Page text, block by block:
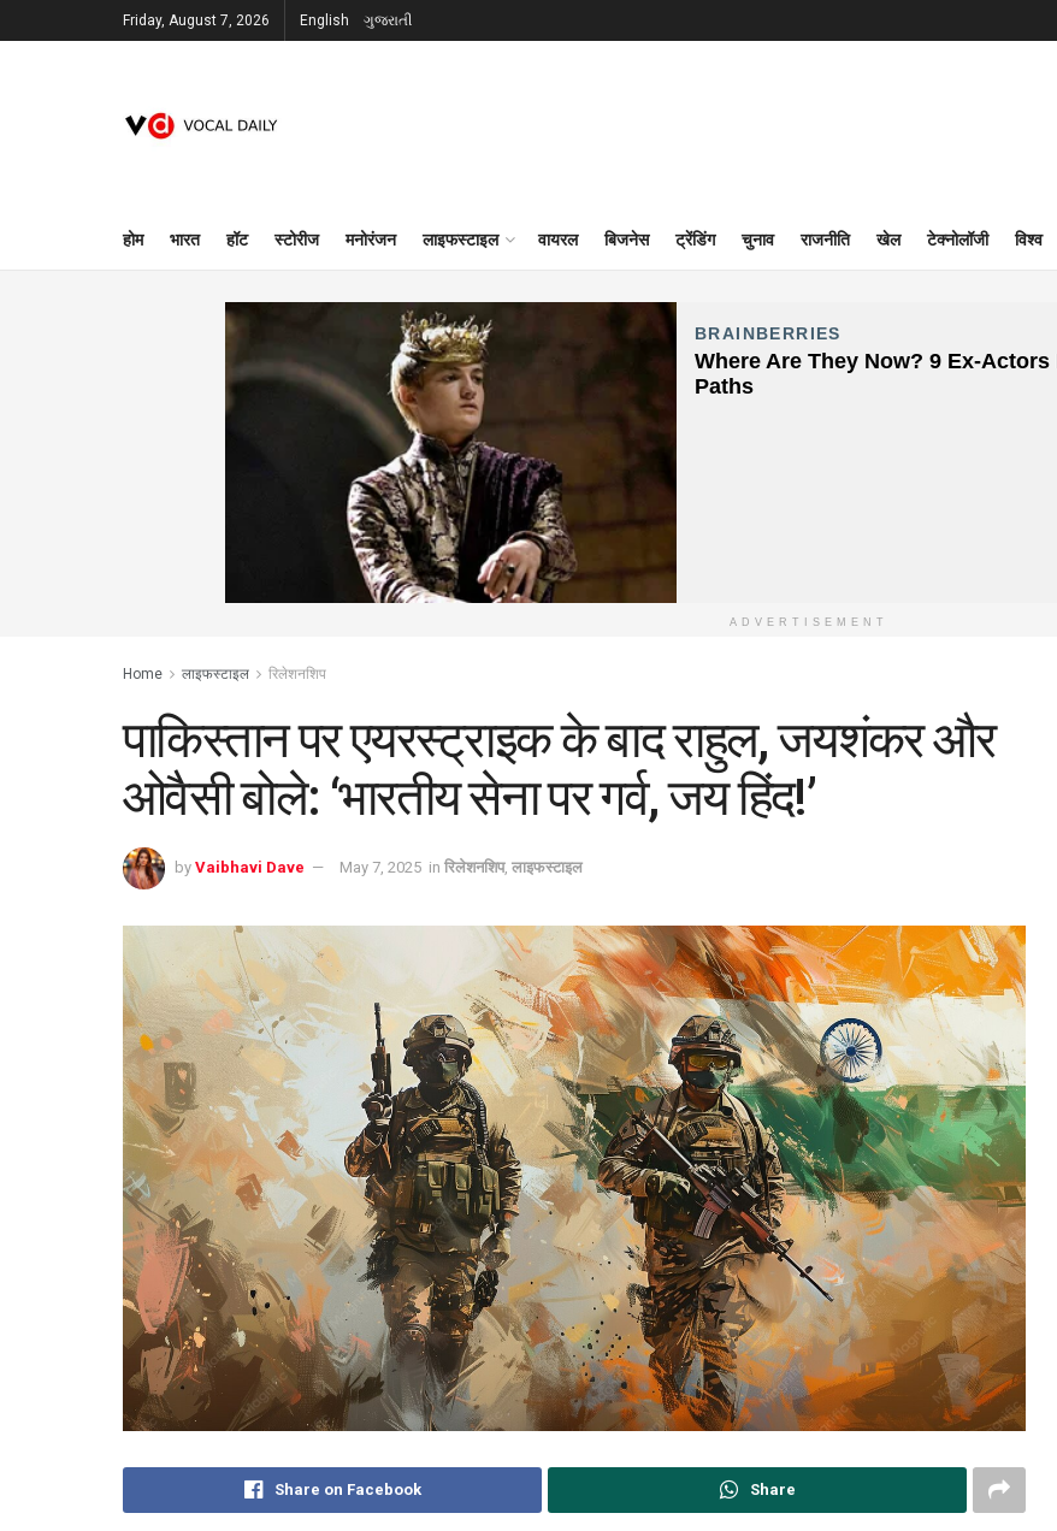
Friday, August 7, 2026 English ગુજરાતી
होम भारत हॉट स्टोरीज मनोरंजन लाइफस्टाइल वायरल बिजनेस ट्रेंडिंग चुनाव राजनीति खेल टेक्नोलॉजी विश्व
ADVERTISEMENT
Home लाइफस्टाइल रिलेशनशिप
पाकिस्तान पर एयरस्ट्राइक के बाद राहुल, जयशंकर और
ओवैसी बोले: ‘भारतीय सेना पर गर्व, जय हिंद!’
by Vaibhavi Dave May 7, 2025 in रिलेशनशिप, लाइफस्टाइल
Share on Facebook Share